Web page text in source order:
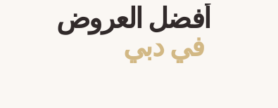
أفضل العروض
في دبي